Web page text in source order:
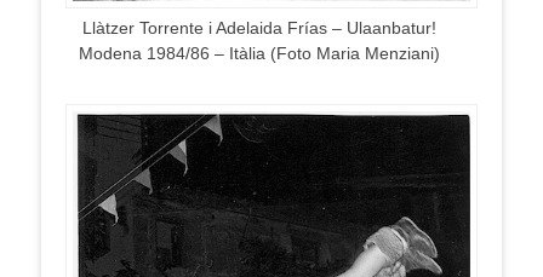
Llàtzer Torrente i Adelaida Frías – Ulaanbatur!
Modena 1984/86 – Itàlia (Foto Maria Menziani)